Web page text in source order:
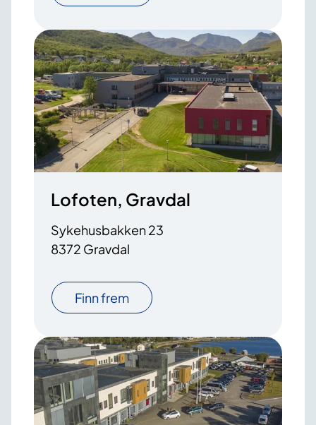
Lofoten, Gravdal
Sykehusbakken 23
8372 Gravdal
Finn frem